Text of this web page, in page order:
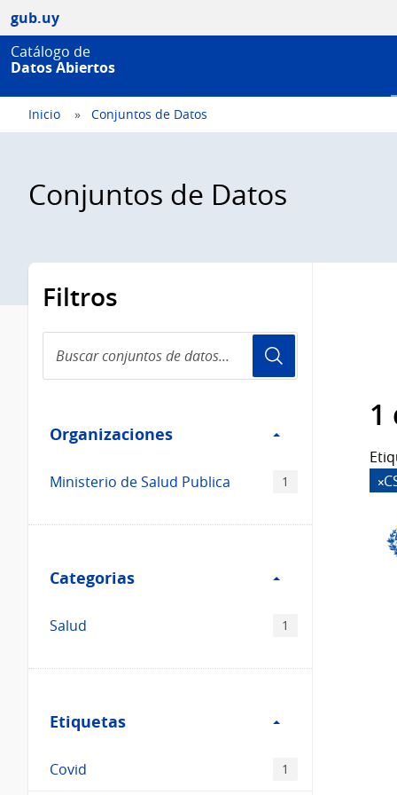
gub.uy
Catálogo de
Datos Abiertos
Inicio Conjuntos de Datos
Conjuntos de Datos
Filtros
conjuntos
de
Organizaciones
Organizaciones
Ministerio de Salud Publica 1
Categorias
Categorias
Salud 1
Etiquetas
Etiquetas
Covid 1
1